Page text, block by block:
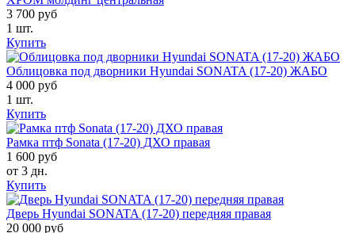
3 700 руб
1 шт.
Купить
Облицовка под дворники Hyundai SONATA (17-20) ЖАБО
4 000 руб
1 шт.
Купить
Рамка птф Sonata (17-20) ДХО правая
1 600 руб
от 3 дн.
Купить
Дверь Hyundai SONATA (17-20) передняя правая
20 000 руб